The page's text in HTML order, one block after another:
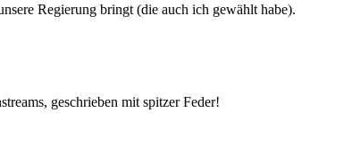
Regierung bringt (die auch ich gewählt habe).
geschrieben mit spitzer Feder!